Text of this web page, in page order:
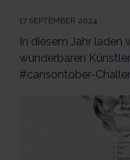
17 SEPTEMBER 2024
In diesem Jahr laden
wunderbaren
#cansontober-